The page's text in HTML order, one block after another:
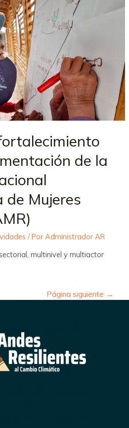
de la
de Mujeres
/ Por Administrador AR
multinivel y multiactor
Página siguiente →